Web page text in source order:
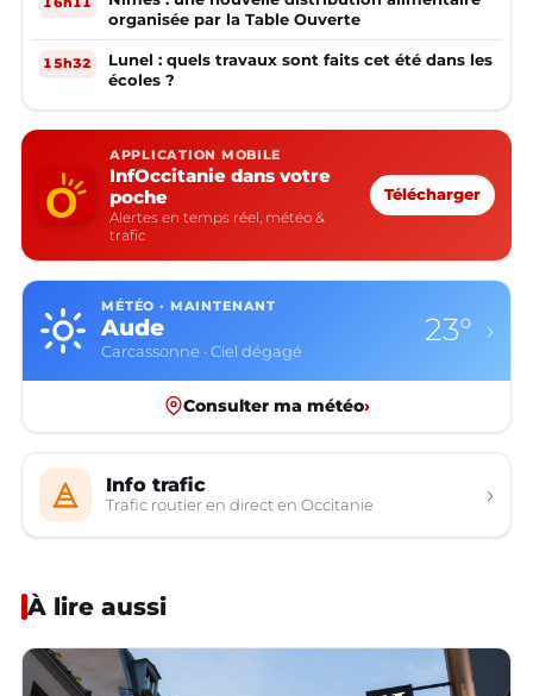
organisée par la Table Ouverte
15h32
Lunel : quels travaux sont faits cet été dans les
écoles ?
APPLICATION MOBILE
InfOccitanie dans votre
poche
Alertes en temps réel, météo &
trafic
Télécharger
MÉTÉO · MAINTENANT
Aveyron
Rodez · Ciel dégagé
19° ›
Consulter ma météo›
Info trafic
Trafic routier en direct en Occitanie ›
À lire aussi